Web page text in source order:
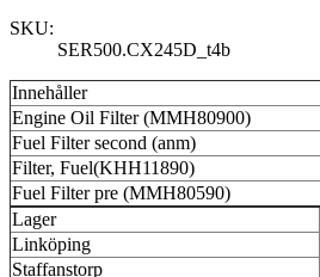
SKU:
SER500.CX245D_t4b
Innehåller
Engine Oil Filter (MMH80900)
Fuel Filter second (anm)
Filter, Fuel(KHH11890)
Fuel Filter pre (MMH80590)
Lager
Linköping
Staffanstorp